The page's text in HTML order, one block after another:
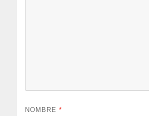
NOMBRE*